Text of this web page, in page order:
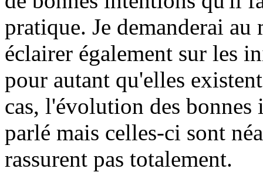
pratique. Je demanderai au
éclairer également sur les
pour autant qu'elles
cas, l'évolution des
parlé mais celles-ci sont
rassurent pas totalement.